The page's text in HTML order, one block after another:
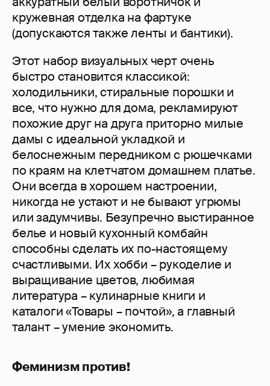
кружевная отделка на фартуке
(допускаются также ленты и бантики).
Этот набор визуальных черт очень
быстро становится классикой:
холодильники, стиральные порошки и
все, что нужно для дома, рекламируют
похожие друг на друга приторно милые
дамы с идеальной укладкой и
белоснежным передником с рюшечками
по краям на клетчатом домашнем платье.
Они всегда в хорошем настроении,
никогда не устают и не бывают угрюмы
или задумчивы. Безупречно выстиранное
белье и новый кухонный комбайн
способны сделать их по-настоящему
счастливыми. Их хобби – рукоделие и
выращивание цветов, любимая
литература – кулинарные книги и
каталоги «Товары – почтой», а главный
талант – умение экономить.
Феминизм против!